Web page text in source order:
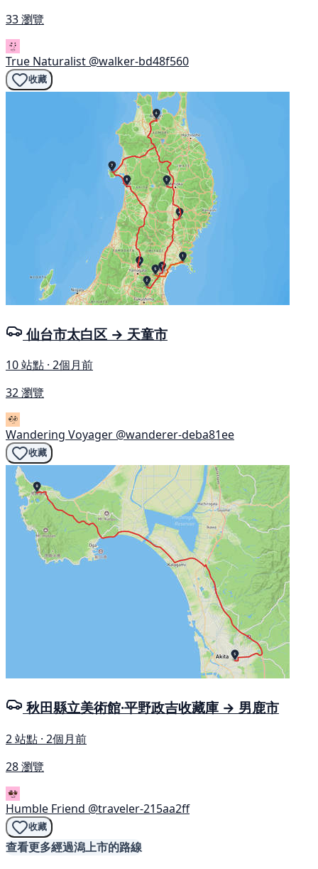
33 瀏覽
True Naturalist @walker-bd48f560
收藏
仙台市太白区 → 天童市
10 站點 · 2個月前
32 瀏覽
Wandering Voyager @wanderer-deba81ee
收藏
秋田縣立美術館·平野政吉收藏庫 → 男鹿市
2 站點 · 2個月前
28 瀏覽
Humble Friend @traveler-215aa2ff
收藏
查看更多經過潟上市的路線